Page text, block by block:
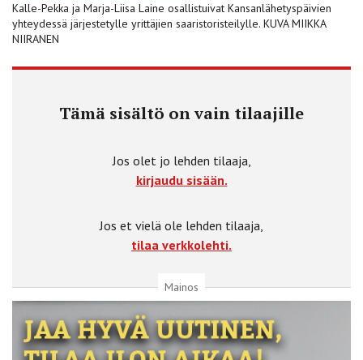
Kalle-Pekka ja Marja-Liisa Laine osallistuivat Kansanlähetyspäivien
yhteydessä järjestetylle yrittäjien saaristoristeilylle. KUVA MIIKKA
NIIRANEN
Tämä sisältö on vain tilaajille
Jos olet jo lehden tilaaja,
kirjaudu sisään.
Jos et vielä ole lehden tilaaja,
tilaa verkkolehti.
Mainos